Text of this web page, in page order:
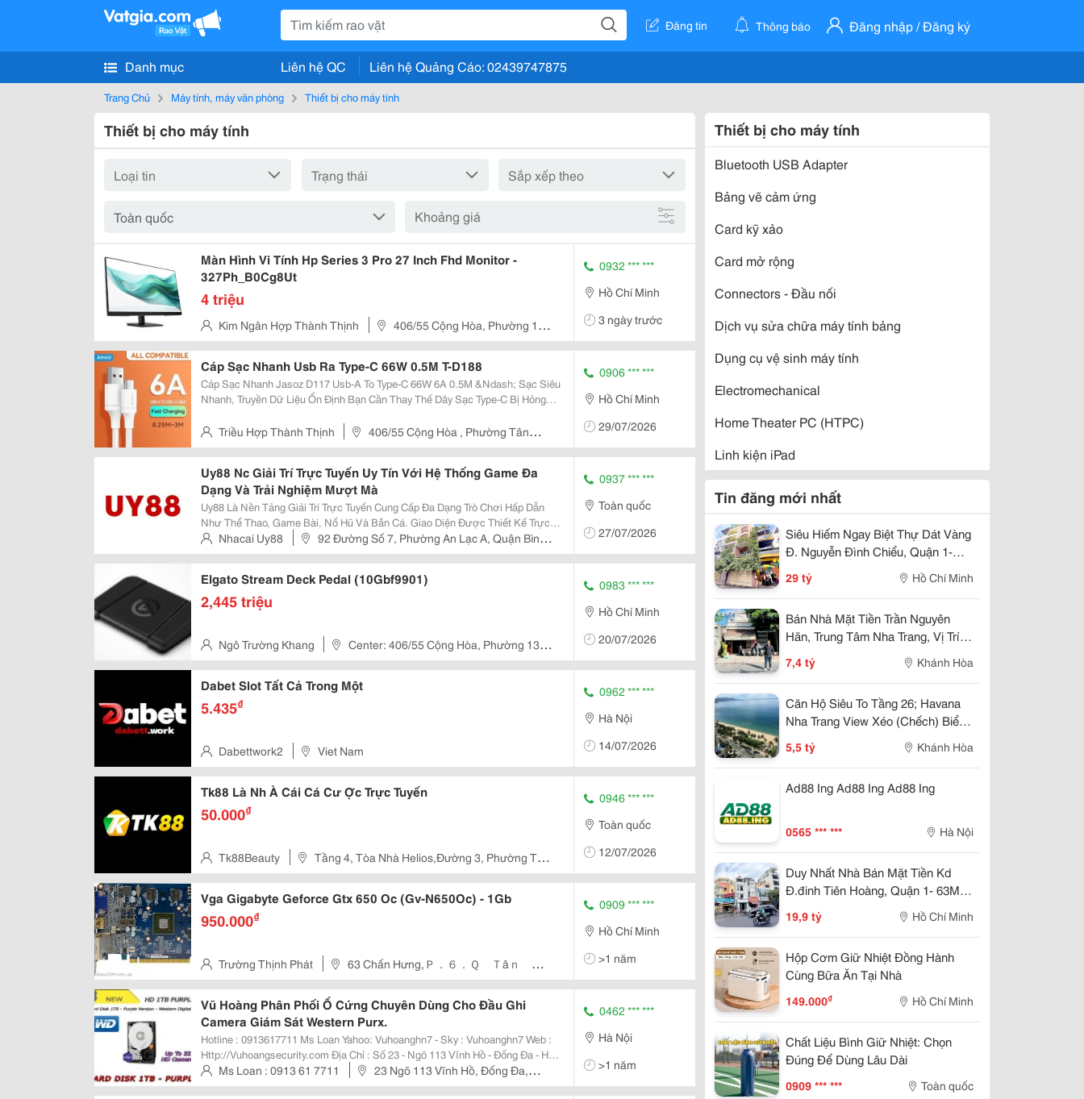
Đăng tin Thông báo Đăng nhập / Đăng ký
Danh mục Liên hệ QC Liên hệ Quảng Cáo: 02439747875
Trang Chủ Máy tính, máy văn phòng Thiết bị cho máy tính
Thiết bị cho máy tính
Khoảng giá
Màn Hình Vi Tính Hp Series 3 Pro 27 Inch Fhd Monitor -
327Ph_B0Cg8Ut
4 triệu
Kim Ngân Hợp Thành Thịnh
406/55 Cộng Hòa, Phường 13,
Quận Tân Bình
0932 *** ***
Hồ Chí Minh
3 ngày trước
Cáp Sạc Nhanh Usb Ra Type-C 66W 0.5M T-D188
Cáp Sạc Nhanh Jasoz D117 Usb-A To Type-C 66W 6A 0.5M &Ndash; Sạc Siêu
Nhanh, Truyền Dữ Liệu Ổn Định Bạn Cần Thay Thế Dây Sạc Type-C Bị Hỏng
A To Type-C 66W Là Lựa Chọn Lý Tưởng Với...
Triều Hợp Thành Thịnh
406/55 Cộng Hòa , Phường Tân
Bình , Thành Phố Hồ Chí Minh
0906 *** ***
Hồ Chí Minh
29/07/2026
Uy88 Nc Giải Trí Trực Tuyến Uy Tín Với Hệ Thống Game Đa
Dạng Và Trải Nghiệm Mượt Mà
Uy88 Là Nền Tảng Giải Trí Trực Tuyến Cung Cấp Đa Dạng Trò Chơi Hấp Dẫn
Như Thể Thao, Game Bài, Nổ Hũ Và Bắn Cá. Giao Diện Được Thiết Kế Trực
Quan, Thân Thiện Với Người Dùng Trên Cả Điện Thoại Và Máy Tính. Hệ Thống
Bảo Mật Hiện Đại Giúp Bảo Vệ Thông...
Nhacai Uy88
92 Đường Số 7, Phường An Lạc A, Quận Bình
Tân, Tp. Hồ Chí Minh
0937 *** ***
Toàn quốc
27/07/2026
Elgato Stream Deck Pedal (10Gbf9901)
2,445 triệu
Ngô Trường Khang
Center: 406/55 Cộng Hòa, Phường 13,
Quận Tân Bình, Thành Phố Hồ Chí Minh
0983 *** ***
Hồ Chí Minh
20/07/2026
Dabet Slot Tất Cả Trong Một
5.435₫
Dabettwork2 Viet Nam
0962 *** ***
Hà Nội
14/07/2026
Tk88 Là Nh À Cái Cá Cư Ợc Trực Tuyến
50.000₫
Tk88Beauty
Tầng 4, Tòa Nhà Helios,Đường 3, Phường Tân
Chánh Hiệp, Quận 12
0946 *** ***
Toàn quốc
12/07/2026
Vga Gigabyte Geforce Gtx 650 Oc (Gv-N650Oc) - 1Gb
950.000₫
Trường Thịnh Phát
63 Chấn Hưng,Ｐ．６．Ｑ Ｔâｎ Ｂ
ình
0909 *** ***
Hồ Chí Minh
>1 năm
Vũ Hoàng Phân Phối Ổ Cứng Chuyên Dùng Cho Đầu Ghi
Camera Giám Sát Western Purx.
Hotline : 0913617711 Ms Loan Yahoo: Vuhoanghn7 - Sky : Vuhoanghn7 Web :
Http://Vuhoangsecurity.com Địa Chỉ : Số 23 - Ngõ 113 Vĩnh Hồ - Đống Đa - Hà
Nội Nơi Cung Cấp Thiết Bị An Ninh, Giám Sát Uy Tín Số 1 Việt Nam
Ms Loan : 0913 61 7711
23 Ngõ 113 Vĩnh Hồ, Đống Đa,
Cn4: 39A Nguyễn Văn Cừ - Long Biên - Hà Nội / Hcm 1: 46E3 Nguyễn
0462 *** ***
Hà Nội
>1 năm
Thiết bị cho máy tính
Bluetooth USB Adapter
Bảng vẽ cảm ứng
Card kỹ xảo
Card mở rộng
Connectors - Đầu nối
Dịch vụ sửa chữa máy tính bảng
Dụng cụ vệ sinh máy tính
Electromechanical
Home Theater PC (HTPC)
Linh kiện iPad
Linh kiện máy tính bảng
Modules - Semiconductors
Mousepad (Bàn di chuột)
Màn hình iPad
Màn hình máy tính bảng
NetComputer
Optoelectronic
Passive Components
Phụ kiện máy tính bảng (Tablet Accessories)
Prototyping - Accessories
VGA Cooler (Tản nhiệt VGA)
Video capture card - Card thu hình camera
WiFi Antenna
Điều khiển đa năng
Ổ cứng mạng (Network Storage)
Tin đăng mới nhất
Siêu Hiếm Ngay Biệt Thự Dát Vàng
Đ. Nguyễn Đình Chiểu, Quận 1-
Chính Chủ Bán Căn Góc 2 Mặt
Tiền Hxh - Dt 4M*20M - Xung
Quanh Khu Trí Thức Cao
29 tỷ Hồ Chí Minh
Bán Nhà Mặt Tiền Trần Nguyên
Hãn, Trung Tâm Nha Trang, Vị Trí
Kinh Doanh Đẹp, Giá 7,4 Tỷ
7,4 tỷ Khánh Hòa
Căn Hộ Siêu To Tầng 26; Havana
Nha Trang View Xéo (Chếch) Biển
Trần Phú Thuê 25Tr/Tháng 5,5 Tỷ
5,5 tỷ Khánh Hòa
Ad88 Ing Ad88 Ing Ad88 Ing
0565 *** *** Hà Nội
Duy Nhất Nhà Bán Mặt Tiền Kd
Đ.đinh Tiên Hoàng, Quận 1- 63M2 -
Dòng Tiền 60Tr/Th * Lh Giang
Giang:
19,9 tỷ Hồ Chí Minh
Hộp Cơm Giữ Nhiệt Đồng Hành
Cùng Bữa Ăn Tại Nhà
149.000₫ Hồ Chí Minh
Chất Liệu Bình Giữ Nhiệt: Chọn
Đúng Để Dùng Lâu Dài
0909 *** *** Toàn quốc